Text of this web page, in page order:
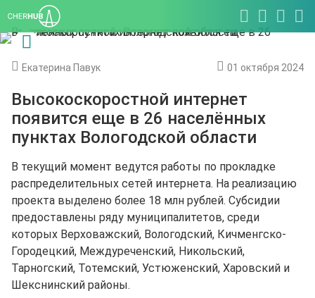
Екатерина Павук 01 октября 2024
Высокоскоростной интернет
появится еще в 26 населённых
пунктах Вологодской области
В текущий момент ведутся работы по прокладке
распределительных сетей интернета. На реализацию
проекта выделено более 18 млн рублей. Субсидии
предоставлены ряду муниципалитетов, среди
которых Верховажский, Вологодский, Кичменгско-
Городецкий, Междуреченский, Никольский,
Тарногский, Тотемский, Устюженский, Харовский и
Шекснинский районы.